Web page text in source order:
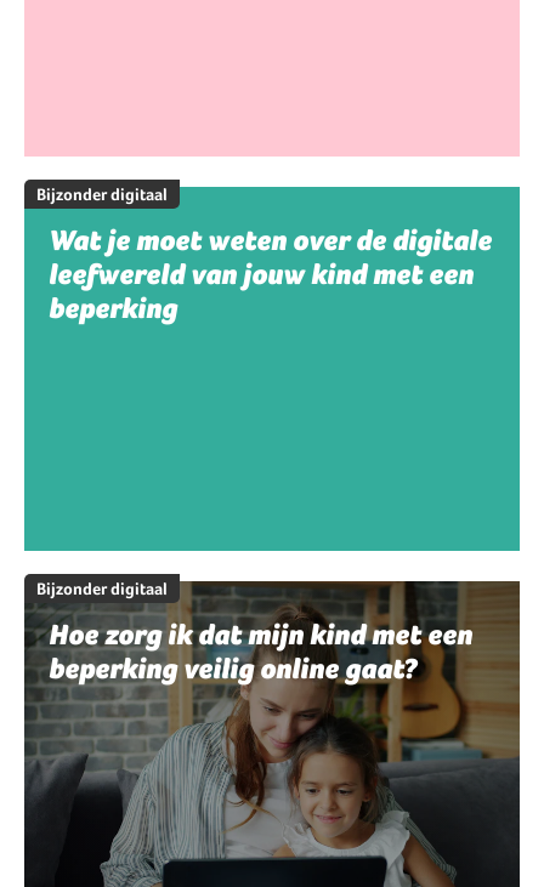
Bijzonder digitaal
Wat je moet weten over de digitale
leefwereld van jouw kind met een
beperking
Bijzonder digitaal
Hoe zorg ik dat mijn kind met een
beperking veilig online gaat?